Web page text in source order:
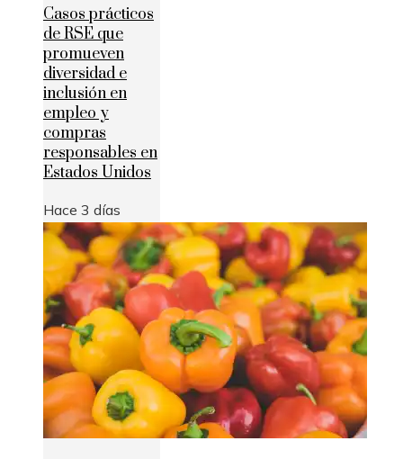
Casos prácticos
de RSE que
promueven
diversidad e
inclusión en
empleo y
compras
responsables en
Estados Unidos
Hace 3 días